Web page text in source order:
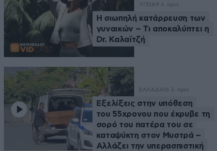
ΥΓΕΙΑ9 λ. πριν
Η σιωπηλή κατάρρευση των
γυναικών – Τι αποκαλύπτει η
Dr. Καλαϊτζή
ΕΛΛΑΔΑ 13 λ. πριν
Εξελίξεις στην υπόθεση
του 55χρονου που έκρυβε τη
σορό του πατέρα του σε
καταψύκτη στον Μυστρά –
Αλλάζει την υπερασπιστική